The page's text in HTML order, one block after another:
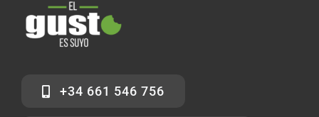
+34 661 546 756